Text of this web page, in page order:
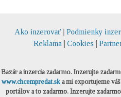
Ako inzerovať Podmienky
Reklama| Cookies
Bazár a inzercia zadarmo. Inzerujte
www.chcempredat.sk a mi exportujeme
portálov a to zadarmo. Inzerujte